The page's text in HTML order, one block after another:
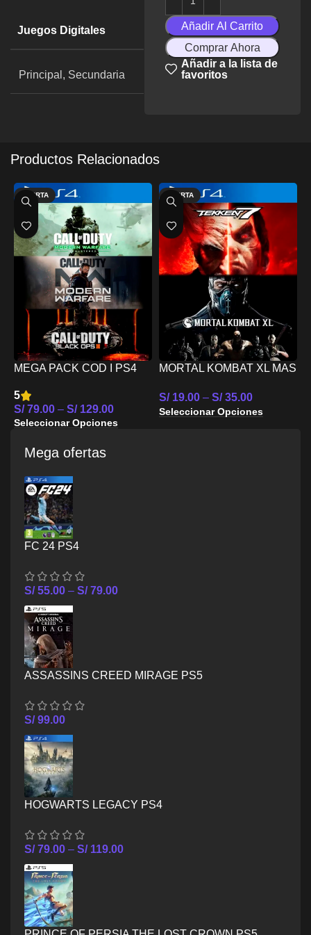
Juegos Digitales
Principal, Secundaria
Añadir Al Carrito
Comprar Ahora
Añadir a la lista de
favoritos
Productos Relacionados
OFERTA
MEGA PACK COD I PS4
5
S/79.00 – S/129.00
Seleccionar Opciones
OFERTA
MORTAL KOMBAT XL MAS
S/19.00 – S/35.00
Seleccionar Opciones
Mega ofertas
FC 24 PS4
S/55.00 – S/79.00
ASSASSINS CREED MIRAGE PS5
S/99.00
HOGWARTS LEGACY PS4
S/79.00 – S/119.00